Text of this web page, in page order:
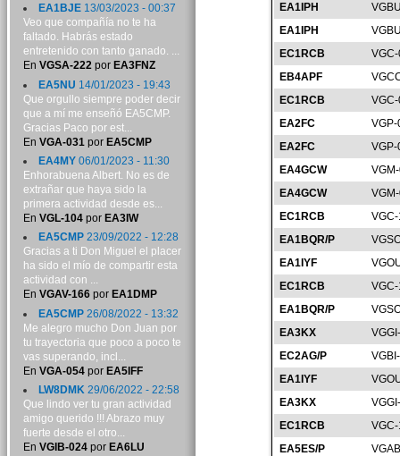
EA1IPH
EA1IPH
EC1RCB
EB4APF
EC1RCB
EA2FC
EA2FC
EA4GCW
EA4GCW
EC1RCB
EA1BQR/P
EA1IYF
EC1RCB
EA1BQR/P
EA3KX
EC2AG/P
EA1IYF
EA3KX
EC1RCB
EA5ES/P
EA1BJE13/03/2023 - 00:37
Veo que compañía no te ha
faltado. Habrás estado
entretenido con tanto ganado. ...
En VGSA-222por EA3FNZ
EA5NU 14/01/2023 - 19:43
Que orgullo siempre poder decir
que a mí me enseñó EA5CMP.
Gracias Paco por est...
En VGA-031 por EA5CMP
EA4MY06/01/2023 - 11:30
Enhorabuena Albert. No es de
extrañar que haya sido la
primera actividad desde es...
En VGL-104por EA3IW
EA5CMP23/09/2022 - 12:28
Gracias a ti Don Miguel el placer
ha sido el mío de compartir esta
actividad con ...
En VGAV-166por EA1DMP
EA5CMP26/08/2022 - 13:32
Me alegro mucho Don Juan por
tu trayectoria que poco a poco te
vas superando, incl...
En VGA-054por EA5IFF
LW8DMK29/06/2022 - 22:58
Que lindo ver tu gran actividad
amigo querido !!! Abrazo muy
fuerte desde el otro...
En VGIB-024por EA6LU